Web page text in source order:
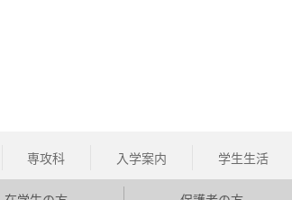
専攻科 入学案内 学生生活